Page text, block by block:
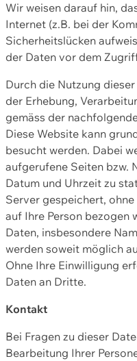
Wir weisen darauf hin,
Internet (z.B. bei der
Sicherheitslücken
der Daten vor dem
Durch die Nutzung
der Erhebung,
gemäss der
Diese Website kann
besucht werden. Dabei
aufgerufene Seiten bzw.
Datum und Uhrzeit zu
Server gespeichert,
auf Ihre Person bezogen
Daten, insbesondere
werden soweit möglich
Ohne Ihre Einwilligung
Daten an Dritte.
Kontakt
Bei Fragen zu dieser
Bearbeitung Ihrer